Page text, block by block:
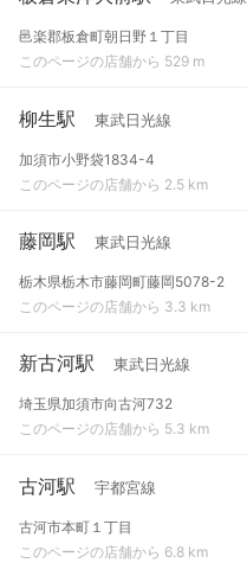
邑楽郡板倉町朝日野１丁目
このページの店舗から 529 m
柳生駅 東武日光線
加須市小野袋1834-4
このページの店舗から 2.5 km
藤岡駅 東武日光線
栃木県栃木市藤岡町藤岡5078-2
このページの店舗から 3.3 km
新古河駅 東武日光線
埼玉県加須市向古河732
このページの店舗から 5.3 km
古河駅 宇都宮線
古河市本町１丁目
このページの店舗から 6.8 km